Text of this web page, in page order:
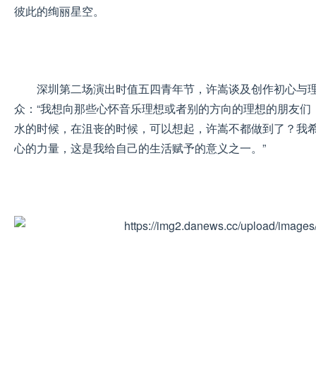
彼此的绚丽星空。
深圳第二场演出时值五四青年节，许嵩谈及创作初心与
众：“我想向那些心怀音乐理想或者别的方向的理想的朋友
水的时候，在沮丧的时候，可以想起，许嵩不都做到了？我
心的力量，这是我给自己的生活赋予的意义之一。”